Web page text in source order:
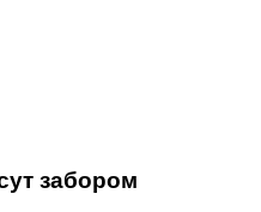
забором